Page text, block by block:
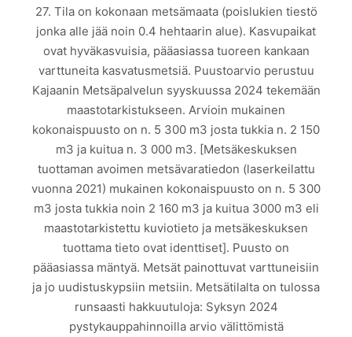
27. Tila on kokonaan metsämaata (poislukien tiestö
jonka alle jää noin 0.4 hehtaarin alue). Kasvupaikat
ovat hyväkasvuisia, pääasiassa tuoreen kankaan
varttuneita kasvatusmetsiä. Puustoarvio perustuu
Kajaanin Metsäpalvelun syyskuussa 2024 tekemään
maastotarkistukseen. Arvioin mukainen
kokonaispuusto on n. 5 300 m3 josta tukkia n. 2 150
m3 ja kuitua n. 3 000 m3. [Metsäkeskuksen
tuottaman avoimen metsävaratiedon (laserkeilattu
vuonna 2021) mukainen kokonaispuusto on n. 5 300
m3 josta tukkia noin 2 160 m3 ja kuitua 3000 m3 eli
maastotarkistettu kuviotieto ja metsäkeskuksen
tuottama tieto ovat identtiset]. Puusto on
pääasiassa mäntyä. Metsät painottuvat varttuneisiin
ja jo uudistuskypsiin metsiin. Metsätilalta on tulossa
runsaasti hakkuutuloja: Syksyn 2024
pystykauppahinnoilla arvio välittömistä